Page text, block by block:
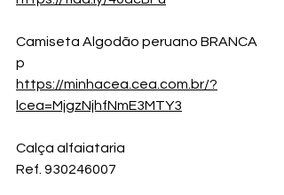
Camiseta Algodão peruano BRANCA
p
https://minhacea.cea.com.br/?
lcea=MjgzNjhfNmE3MTY3
Calça alfaiataria
Ref. 930246007